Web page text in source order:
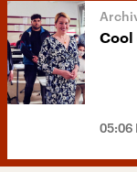
Cool
05:06